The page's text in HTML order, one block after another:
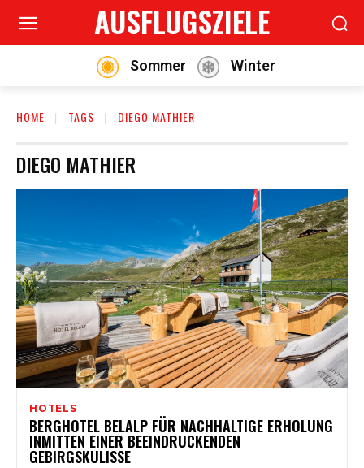
AUSFLUGSZIELE
Sommer Winter
HOME TAGS DIEGO MATHIER
DIEGO MATHIER
HOTELS
BERGHOTEL BELALP FÜR NACHHALTIGE ERHOLUNG
INMITTEN EINER BEEINDRUCKENDEN
GEBIRGSKULISSE